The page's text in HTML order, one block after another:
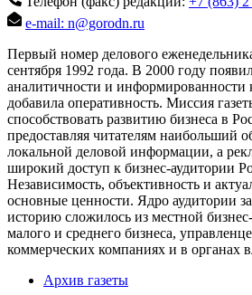
e-mail: n@gorodn.ru
Первый номер делового
сентября 1992 года. В 2000 году
аналитичности и информированности
добавила оперативность. Миссия
способствовать развитию бизнеса в
предоставляя читателям наибольший
локальной деловой информации, а
широкий доступ к бизнес-аудитории
Независимость, объективность и
основные ценности. Ядро аудитории
историю сложилось из местной
малого и среднего бизнеса,
коммерческих компаниях и в органах
Архив газеты